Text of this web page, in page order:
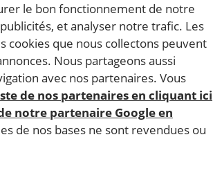
le bon fonctionnement de notre
et analyser notre trafic. Les
cookies que nous collectons peuvent
Nous partageons aussi
avec nos partenaires. Vous
de nos partenaires en cliquant ici
notre partenaire Google en
de nos bases ne sont revendues ou